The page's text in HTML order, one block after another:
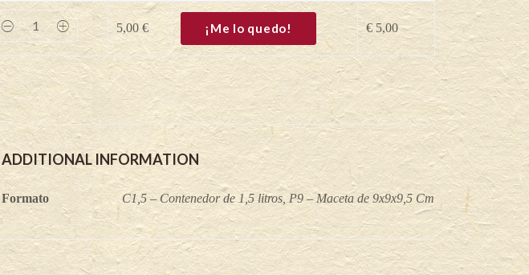
Rubus
idaeus
x
occidentalis
quantity
Autumn
Passion®
Rubus
idaeus
x
occidentalis
quantity
5,00 € ¡Me lo quedo! € 5,00
ADDITIONAL INFORMATION
Formato C1,5 – Contenedor de 1,5 litros, P9 – Maceta de 9x9x9,5 Cm